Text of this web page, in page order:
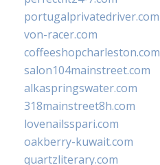
portugalprivatedriver.com
von-racer.com
coffeeshopcharleston.com
salon104mainstreet.com
alkaspringswater.com
318mainstreet8h.com
lovenailsspari.com
oakberry-kuwait.com
quartzliterary.com